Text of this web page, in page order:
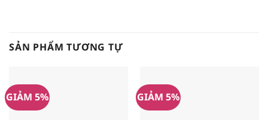
SẢN PHẨM TƯƠNG TỰ
GIẢM 5% GIẢM 5%